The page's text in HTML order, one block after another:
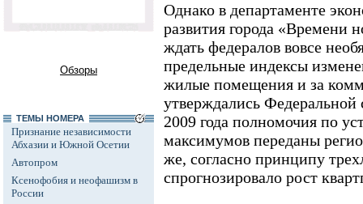
Обзоры
ТЕМЫ НОМЕРА
Признание независимости
Абхазии и Южной Осетии
Автопром
Ксенофобия и неофашизм в
России
Однако в департаменте
развития города «Времени
ждать федералов вовсе
предельные индексы
жилые помещения и за
утверждались
2009 года полномочия по
максимумов переданы
же, согласно принципу
спрогнозировало рост